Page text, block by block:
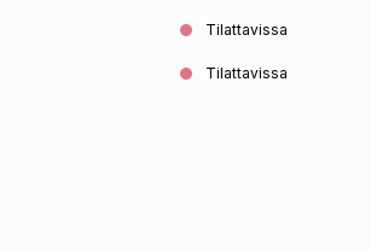
Tilattavissa
Tilattavissa